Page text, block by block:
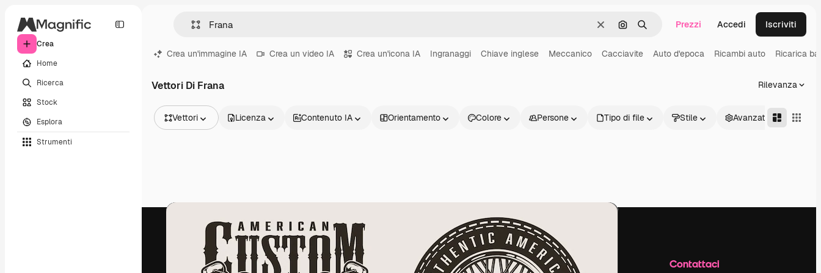
Crea
Home
Ricerca
Stock
Esplora
Strumenti
CancellaCerca per immagine
Ricerca Prezzi Accedi Iscriviti
Crea un'immagine IA Crea un video IA Crea un'icona IA Ingranaggi Chiave inglese Meccanico Cacciavite Auto d'epoca Ricambi auto Ricarica
Vettori Di Frana Rilevanza
Vettori
Video
Motion graphic
Licenza Contenuto IA Orientamento Colore Persone Tipo di file Stile Avanzate
Prodotti Inizia Azienda Contattaci